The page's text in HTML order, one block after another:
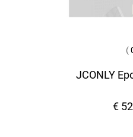
(
JCONLY
€